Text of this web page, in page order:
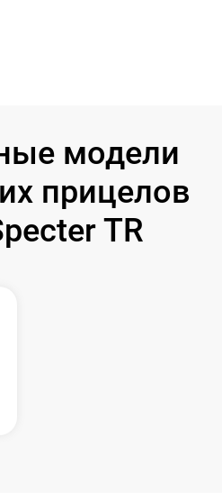
модели
прицелов
TR